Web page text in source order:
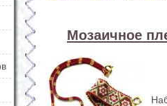
Мозаичное